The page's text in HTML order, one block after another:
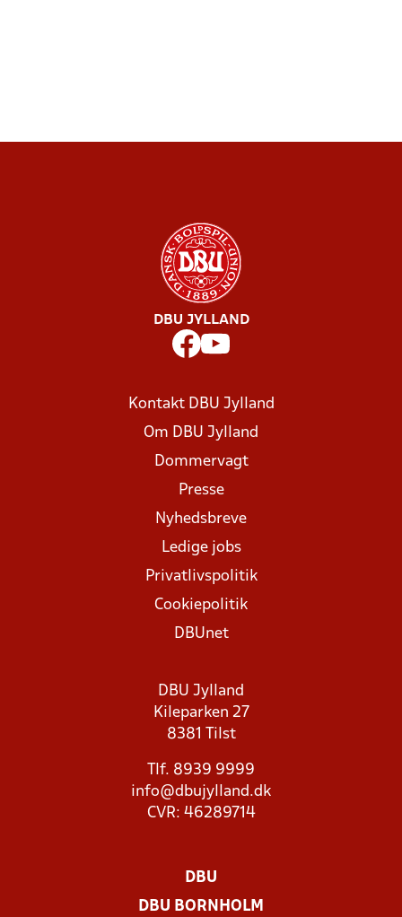
DBU JYLLAND
Kontakt DBU Jylland
Om DBU Jylland
Dommervagt
Presse
Nyhedsbreve
Ledige jobs
Privatlivspolitik
Cookiepolitik
DBUnet
DBU Jylland
Kileparken 27
8381 Tilst
Tlf. 8939 9999
info@dbujylland.dk
CVR: 46289714
DBU
DBU BORNHOLM